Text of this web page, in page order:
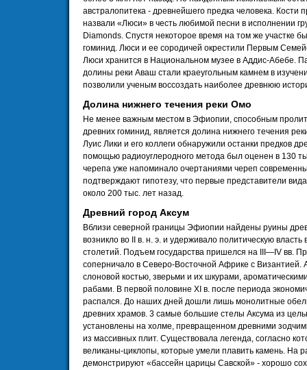
австралопитека - древнейшего предка человека. Кости
назвали «Люси» в честь любимой песни в исполнении
Diamonds. Спустя некоторое время на том же участке
гоминид. Люси и ее сородичей окрестили Первым
Люси хранится в Национальном музее в Аддис-Абебе.
долины реки Аваш стали краеугольным камнем в
позволили ученым воссоздать наиболее древнюю
Долина нижнего течения реки Омо
Не менее важным местом в Эфиопии, способным
древних гоминид, является долина нижнего течения
Луис Лики и его коллеги обнаружили останки предков
помощью радиоуглеродного метода был оценен в 130
черепа уже напоминало очертаниями череп
подтверждают гипотезу, что первые представители
около 200 тыс. лет назад.
Древний город Аксум
Вблизи северной границы Эфиопии найдены руины
возникло во II в. н. э. и удерживало политическую
столетий. Подъем государства пришелся на III—IV вв.
соперничало в Северо-Восточной Африке с Византией.
слоновой костью, зверьми и их шкурами,
рабами. В первой половине XI в. после периода
распался. До наших дней дошли лишь монолитные
древних храмов. 3 самые большие стелы Аксума из
установлены на холме, превращенном древними
из массивных плит. Существовала легенда, согласно
великаны-циклопы, которые умели плавить камень. На
демонстрируют «бассейн царицы Савской» - хорошо